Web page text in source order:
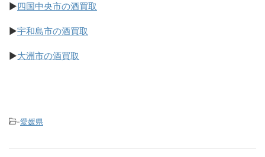
▶四国中央市の酒買取
▶宇和島市の酒買取
▶大洲市の酒買取
-愛媛県